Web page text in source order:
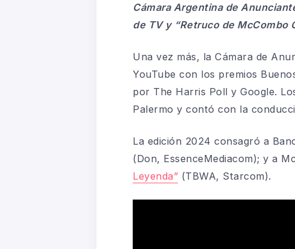
Cámara Argentina de
de TV y “Retruco de McCombo
Una vez más, la Cámara de
YouTube con los premios
por The Harris Poll y Google.
Palermo y contó con la
La edición 2024 consagró a
(Don, EssenceMediacom); y a
Leyenda” (TBWA, Starcom).